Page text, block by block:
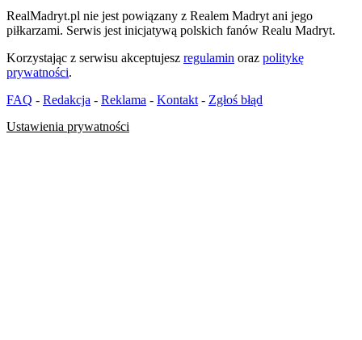
RealMadryt.pl nie jest powiązany z Realem Madryt ani jego
piłkarzami. Serwis jest inicjatywą polskich fanów Realu Madryt.
Korzystając z serwisu akceptujesz regulamin oraz politykę
prywatności.
FAQ - Redakcja - Reklama - Kontakt - Zgłoś błąd
Ustawienia prywatności